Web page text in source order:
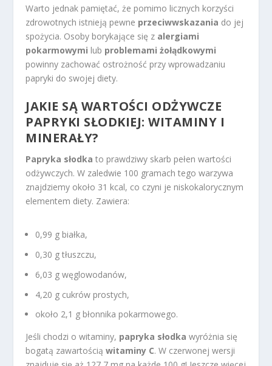
Warto jednak pamiętać, że pomimo licznych korzyści
zdrowotnych istnieją pewne przeciwwskazania do jej
spożycia. Osoby borykające się z alergiami
pokarmowymi lub problemami żołądkowymi
powinny zachować ostrożność przy wprowadzaniu
papryki do swojej diety.
JAKIE SĄ WARTOŚCI ODŻYWCZE
PAPRYKI SŁODKIEJ: WITAMINY I
MINERAŁY?
Papryka słodka to prawdziwy skarb pełen wartości
odżywczych. W zaledwie 100 gramach tego warzywa
znajdziemy około 31 kcal, co czyni je niskokalorycznym
elementem diety. Zawiera:
0,99 g białka,
0,30 g tłuszczu,
6,03 g węglowodanów,
4,20 g cukrów prostych,
około 2,1 g błonnika pokarmowego.
Jeśli chodzi o witaminy, papryka słodka wyróżnia się
bogatą zawartościąwitaminy C. W czerwonej wersji